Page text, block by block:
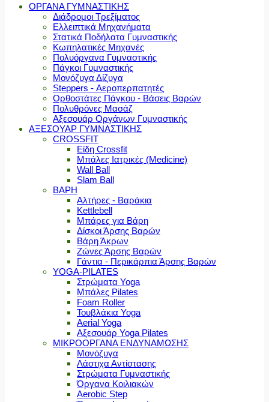
ΟΡΓΑΝΑ ΓΥΜΝΑΣΤΙΚΗΣ
Διάδρομοι Τρεξίματος
Ελλειπτικά Μηχανήματα
Στατικά Ποδήλατα Γυμναστικής
Κωπηλατικές Μηχανές
Πολυόργανα Γυμναστικής
Πάγκοι Γυμναστικής
Μονόζυγα Δίζυγα
Steppers - Αεροπερπατητές
Ορθοστάτες Πάγκου - Βάσεις Βαρών
Πολυθρόνες Μασάζ
Αξεσουάρ Οργάνων Γυμναστικής
ΑΞΕΣΟΥΑΡ ΓΥΜΝΑΣΤΙΚΗΣ
CROSSFIT
Είδη Crossfit
Μπάλες Ιατρικές (Medicine)
Wall Ball
Slam Ball
ΒΑΡΗ
Αλτήρες - Βαράκια
Kettlebell
Μπάρες για Βάρη
Δίσκοι Άρσης Βαρών
Βάρη Άκρων
Ζώνες Άρσης Βαρών
Γάντια - Περικάρπια Άρσης Βαρών
YOGA-PILATES
Στρώματα Yoga
Μπάλες Pilates
Foam Roller
Τουβλάκια Yoga
Aerial Yoga
Αξεσουάρ Yoga Pilates
ΜΙΚΡΟΟΡΓΑΝΑ ΕΝΔΥΝΑΜΩΣΗΣ
Μονόζυγα
Λάστιχα Αντίστασης
Στρώματα Γυμναστικής
Όργανα Κοιλιακών
Aerobic Step